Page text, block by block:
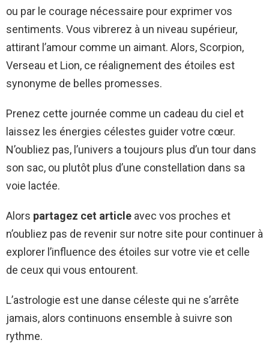
ou par le courage nécessaire pour exprimer vos
sentiments. Vous vibrerez à un niveau supérieur,
attirant l’amour comme un aimant. Alors, Scorpion,
Verseau et Lion, ce réalignement des étoiles est
synonyme de belles promesses.
Prenez cette journée comme un cadeau du ciel et
laissez les énergies célestes guider votre cœur.
N’oubliez pas, l’univers a toujours plus d’un tour dans
son sac, ou plutôt plus d’une constellation dans sa
voie lactée.
Alors partagez cet article avec vos proches et
n’oubliez pas de revenir sur notre site pour continuer à
explorer l’influence des étoiles sur votre vie et celle
de ceux qui vous entourent.
L’astrologie est une danse céleste qui ne s’arrête
jamais, alors continuons ensemble à suivre son
rythme.